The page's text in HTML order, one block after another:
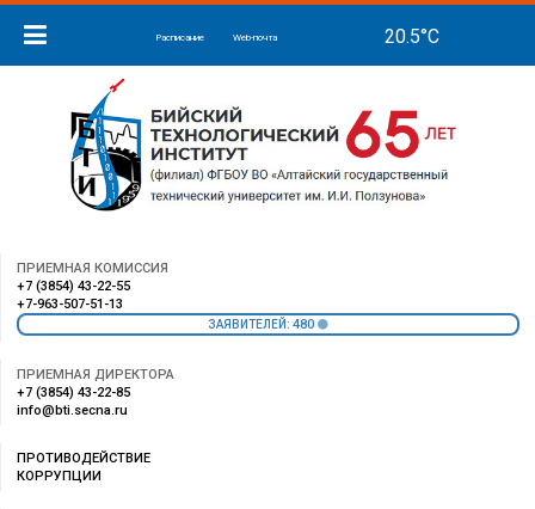
Расписание Web-почта
ПРИЕМНАЯ КОМИССИЯ
+7 (3854) 43-22-55
+7-963-507-51-13
ЗАЯВИТЕЛЕЙ: 480
ПРИЕМНАЯ ДИРЕКТОРА
+7 (3854) 43-22-85
info@bti.secna.ru
ПРОТИВОДЕЙСТВИЕ
КОРРУПЦИИ